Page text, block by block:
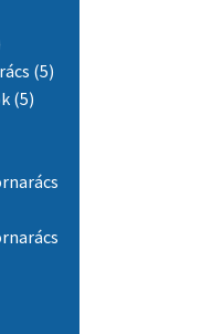
termék
termék
55 termék
55 termék